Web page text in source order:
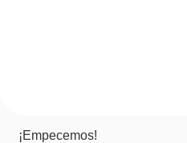
¡Empecemos!